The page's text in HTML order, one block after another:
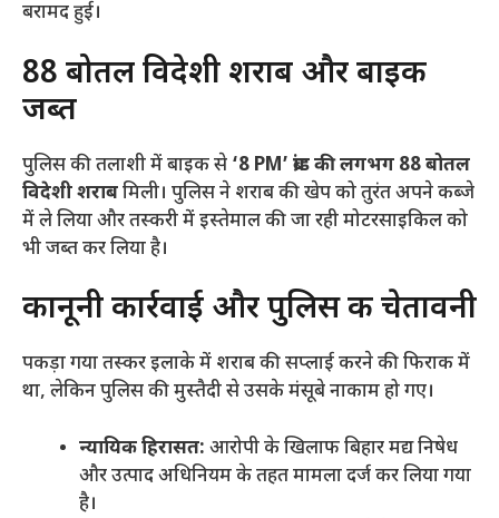
बरामद हुई।
​88 बोतल विदेशी शराब और बाइक
जब्त
​पुलिस की तलाशी में बाइक से ‘8 PM’ ब्रांड की लगभग 88 बोतल
विदेशी शराबमिली। पुलिस ने शराब की खेप को तुरंत अपने कब्जे
में ले लिया और तस्करी में इस्तेमाल की जा रही मोटरसाइकिल को
भी जब्त कर लिया है।
​कानूनी कार्रवाई और पुलिस की चेतावनी
​पकड़ा गया तस्कर इलाके में शराब की सप्लाई करने की फिराक में
था, लेकिन पुलिस की मुस्तैदी से उसके मंसूबे नाकाम हो गए।
न्यायिक हिरासत: आरोपी के खिलाफ बिहार मद्य निषेध
और उत्पाद अधिनियम के तहत मामला दर्ज कर लिया गया
है।